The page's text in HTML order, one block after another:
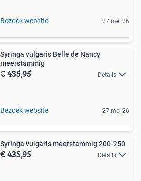
Bezoek website 27 mei 26
Syringa vulgaris Belle de Nancy
meerstammig
€ 435,95 Details
Bezoek website 27 mei 26
Syringa vulgaris meerstammig 200-250
€ 435,95 Details